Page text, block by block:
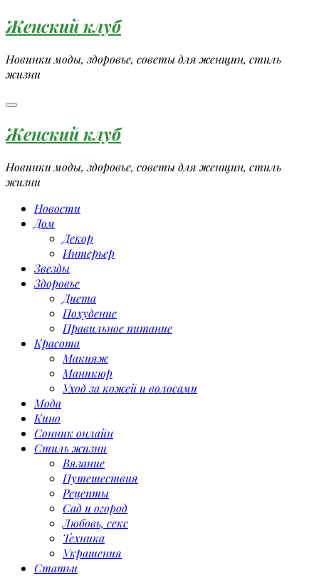
Перейти
к
содержимому
Женский клуб
Новинки моды, здоровье, советы для женщин, стиль
жизни
Женский клуб
Новинки моды, здоровье, советы для женщин, стиль
жизни
Новости
Дом
Декор
Интерьер
Звезды
Здоровье
Диета
Похудение
Правильное питание
Красота
Макияж
Маникюр
Уход за кожей и волосами
Мода
Кино
Сонник онлайн
Стиль жизни
Вязание
Путешествия
Рецепты
Сад и огород
Любовь, секс
Техника
Украшения
Статьи